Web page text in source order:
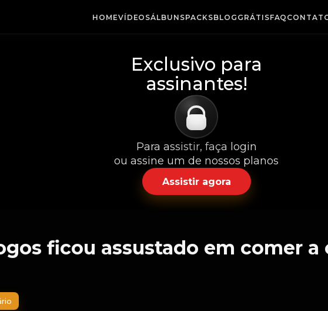
HOMEVÍDEOSÁLBUNSPACKSBLOG GRÁTISFAQ
Exclusivo para
assinantes!
Para assistir, faça login
ou assine um de nossos planos
Assistir agora
ficou assustado em comer a